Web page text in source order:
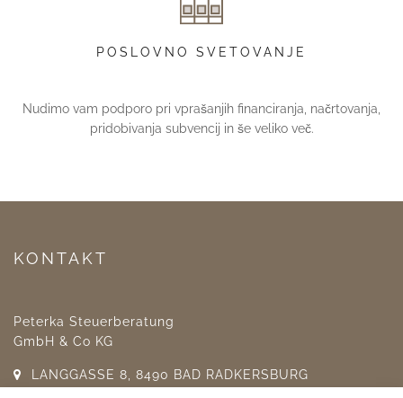
POSLOVNO SVETOVANJE
Nudimo vam podporo pri vprašanjih financiranja, načrtovanja,
pridobivanja subvencij in še veliko več.
KONTAKT
Peterka Steuerberatung
GmbH & Co KG
LANGGASSE 8, 8490 BAD RADKERSBURG